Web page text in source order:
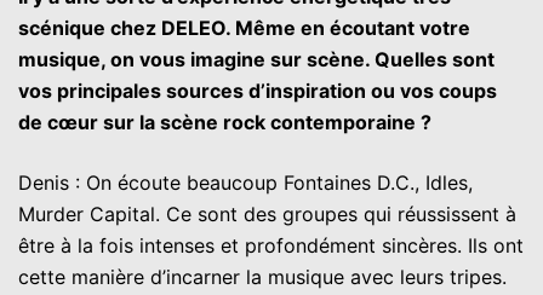
scénique chez DELEO. Même en écoutant votre
musique, on vous imagine sur scène. Quelles sont
vos principales sources d’inspiration ou vos coups
de cœur sur la scène rock contemporaine ?
Denis : On écoute beaucoup Fontaines D.C., Idles,
Murder Capital. Ce sont des groupes qui réussissent à
être à la fois intenses et profondément sincères. Ils ont
cette manière d’incarner la musique avec leurs tripes.